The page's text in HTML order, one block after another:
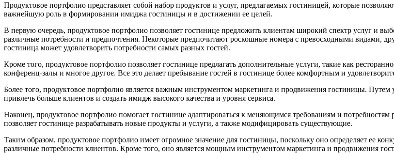
Продуктовое портфолио представляет собой набор продуктов и услуг, предлагаемых гостиницей, которые
важнейшую роль в формировании имиджа гостиницы и в достижении ее целей.
В первую очередь, продуктовое портфолио позволяет гостинице предложить клиентам широкий спектр услуг и
различные потребности и предпочтения. Некоторые предпочитают роскошные номера с превосходными видами,
гостиница может удовлетворить потребности самых разных гостей.
Кроме того, продуктовое портфолио позволяет гостинице предлагать дополнительные услуги, такие как
конференц-залы и многое другое. Все это делает пребывание гостей в гостинице более комфортным и
Более того, продуктовое портфолио является важным инструментом маркетинга и продвижения гостиницы.
привлечь больше клиентов и создать имидж высокого качества и уровня сервиса.
Наконец, продуктовое портфолио помогает гостинице адаптироваться к меняющимся требованиям и
позволяет гостинице разрабатывать новые продукты и услуги, а также модифицировать существующие.
Таким образом, продуктовое портфолио имеет огромное значение для гостиницы, поскольку оно определяет ее
различные потребности клиентов. Кроме того, оно является мощным инструментом маркетинга и продвижения